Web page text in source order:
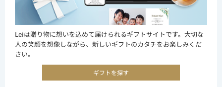
Leiは贈り物に想いを込めて届けられるギフトサイトです。大切な
人の笑顔を想像しながら、新しいギフトのカタチをお楽しみくだ
さい。
ギフトを探す